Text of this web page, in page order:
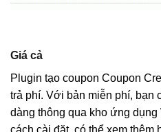
Giá cả
Plugin tạo coupon Coupon
trả phí. Với bản miễn phí, bạn
dàng thông qua kho ứng
cách cài đặt, có thể xem thêm